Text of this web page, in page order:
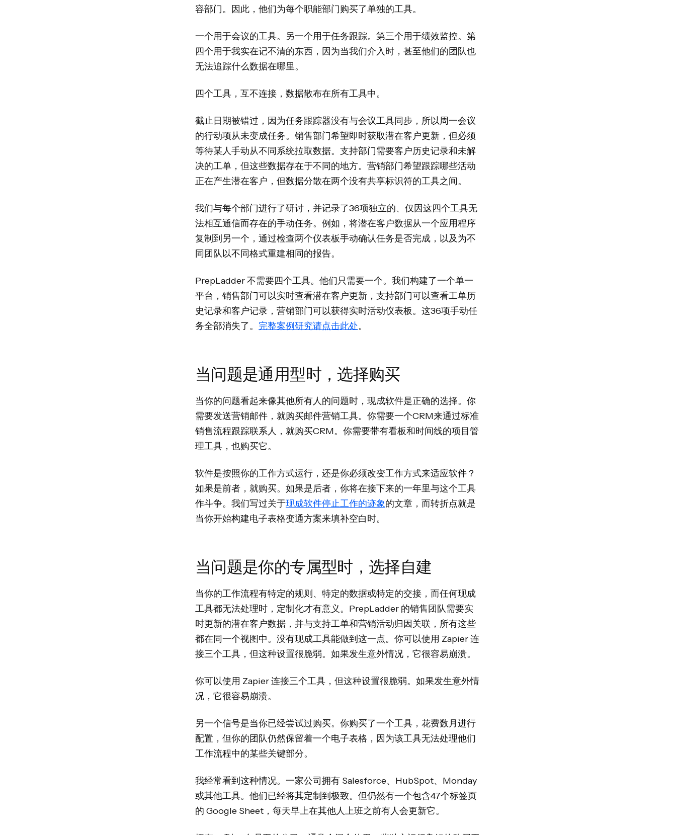
容部门。因此，他们为每个职能部门购买了单独的工具。
一个用于会议的工具。另一个用于任务跟踪。第三个用于绩效监控。第
四个用于我实在记不清的东西，因为当我们介入时，甚至他们的团队也
无法追踪什么数据在哪里。
四个工具，互不连接，数据散布在所有工具中。
截止日期被错过，因为任务跟踪器没有与会议工具同步，所以周一会议
的行动项从未变成任务。销售部门希望即时获取潜在客户更新，但必须
等待某人手动从不同系统拉取数据。支持部门需要客户历史记录和未解
决的工单，但这些数据存在于不同的地方。营销部门希望跟踪哪些活动
正在产生潜在客户，但数据分散在两个没有共享标识符的工具之间。
我们与每个部门进行了研讨，并记录了36项独立的、仅因这四个工具无
法相互通信而存在的手动任务。例如，将潜在客户数据从一个应用程序
复制到另一个，通过检查两个仪表板手动确认任务是否完成，以及为不
同团队以不同格式重建相同的报告。
PrepLadder 不需要四个工具。他们只需要一个。我们构建了一个单一
平台，销售部门可以实时查看潜在客户更新，支持部门可以查看工单历
史记录和客户记录，营销部门可以获得实时活动仪表板。这36项手动任
务全部消失了。 完整案例研究请点击此处。
当问题是通用型时，选择购买
当你的问题看起来像其他所有人的问题时，现成软件是正确的选择。你
需要发送营销邮件，就购买邮件营销工具。你需要一个CRM来通过标准
销售流程跟踪联系人，就购买CRM。你需要带有看板和时间线的项目管
理工具，也购买它。
软件是按照你的工作方式运行，还是你必须改变工作方式来适应软件？
如果是前者，就购买。如果是后者，你将在接下来的一年里与这个工具
作斗争。我们写过关于现成软件停止工作的迹象的文章，而转折点就是
当你开始构建电子表格变通方案来填补空白时。
当问题是你的专属型时，选择自建
当你的工作流程有特定的规则、特定的数据或特定的交接，而任何现成
工具都无法处理时，定制化才有意义。PrepLadder 的销售团队需要实
时更新的潜在客户数据，并与支持工单和营销活动归因关联，所有这些
都在同一个视图中。没有现成工具能做到这一点。你可以使用 Zapier 连
接三个工具，但这种设置很脆弱。如果发生意外情况，它很容易崩溃。
你可以使用 Zapier 连接三个工具，但这种设置很脆弱。如果发生意外情
况，它很容易崩溃。
另一个信号是当你已经尝试过购买。你购买了一个工具，花费数月进行
配置，但你的团队仍然保留着一个电子表格，因为该工具无法处理他们
工作流程中的某些关键部分。
我经常看到这种情况。一家公司拥有 Salesforce、HubSpot、Monday
或其他工具。他们已经将其定制到极致。但仍然有一个包含47个标签页
的 Google Sheet，每天早上在其他人上班之前有人会更新它。